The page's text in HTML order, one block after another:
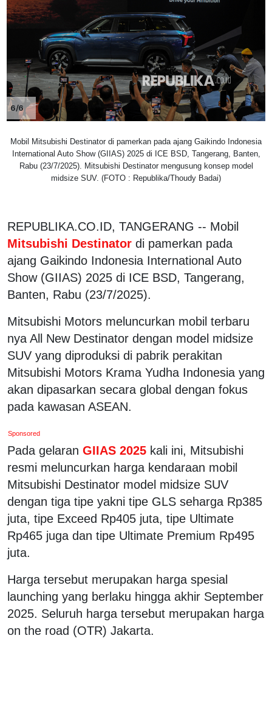
6/6
Mobil Mitsubishi Destinator di pamerkan pada ajang Gaikindo Indonesia
International Auto Show (GIIAS) 2025 di ICE BSD, Tangerang, Banten,
Rabu (23/7/2025). Mitsubishi Destinator mengusung konsep model
midsize SUV. (FOTO : Republika/Thoudy Badai)
REPUBLIKA.CO.ID, TANGERANG -- Mobil
Mitsubishi Destinator di pamerkan pada
ajang Gaikindo Indonesia International Auto
Show (GIIAS) 2025 di ICE BSD, Tangerang,
Banten, Rabu (23/7/2025).
Mitsubishi Motors meluncurkan mobil terbaru
nya All New Destinator dengan model midsize
SUV yang diproduksi di pabrik perakitan
Mitsubishi Motors Krama Yudha Indonesia yang
akan dipasarkan secara global dengan fokus
pada kawasan ASEAN.
Sponsored
Pada gelaran GIIAS 2025 kali ini, Mitsubishi
resmi meluncurkan harga kendaraan mobil
Mitsubishi Destinator model midsize SUV
dengan tiga tipe yakni tipe GLS seharga Rp385
juta, tipe Exceed Rp405 juta, tipe Ultimate
Rp465 juga dan tipe Ultimate Premium Rp495
juta.
Harga tersebut merupakan harga spesial
launching yang berlaku hingga akhir September
2025. Seluruh harga tersebut merupakan harga
on the road (OTR) Jakarta.